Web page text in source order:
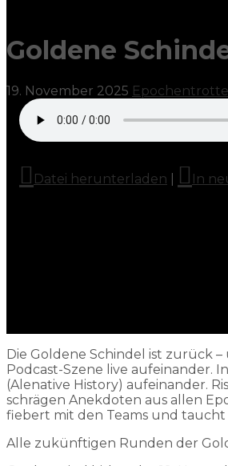
Goldene
19. November 2025
Datei herunterladen In
Die Goldene Schindel ist zurück
Podcast-Szene live aufeinander.
(Alenative History) aufeinander.
schrägen Anekdoten aus allen
fiebert mit den Teams und taucht
Alle zukünftigen Runden der